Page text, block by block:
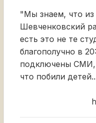
"Мы знаем, что
Шевченковский
есть это не те
благополучно в
подключены СМИ,
что побили